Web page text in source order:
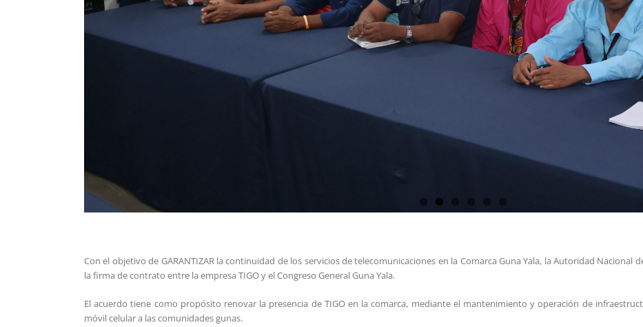
Con el objetivo de GARANTIZAR la continuidad de los servicios de telecomunicaciones en la Comarca Guna Yala, la Autoridad Nacional
la firma de contrato entre la empresa TIGO y el Congreso General Guna Yala.
El acuerdo tiene como propósito renovar la presencia de TIGO en la comarca, mediante el mantenimiento y operación de
móvil celular a las comunidades gunas.